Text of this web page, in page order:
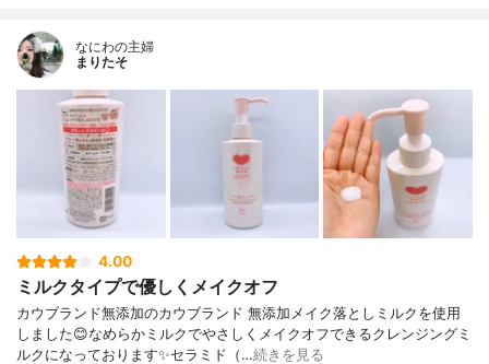
なにわの主婦
まりたそ
4.00
ミルクタイプで優しくメイクオフ
カウブランド無添加のカウブランド 無添加メイク落としミルクを使用
しました😊なめらかミルクでやさしくメイクオフできるクレンジングミ
ルクになっております✨セラミド（…続きを見る